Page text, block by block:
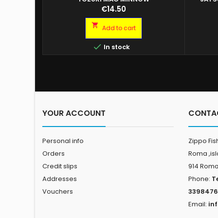
Price
€14.50
 Add to cart
 In stock
YOUR ACCOUNT
Personal info
Orders
Credit slips
Addresses
Vouchers
Zippo
Roma
914 Roma
Phone:
Email: